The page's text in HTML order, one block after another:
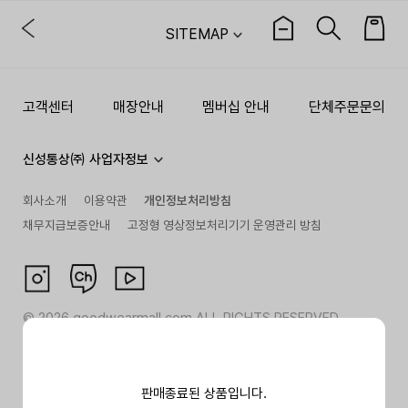
판매종료된 상품입니다.
SITEMAP
고객센터 매장안내 멤버십 안내 단체주문문의
신성통상㈜ 사업자정보
회사소개 이용약관
개인정보처리방침
채무지급보증안내
고정형 영상정보처리기기 운영관리 방침
©2026goodwearmall.com ALL RIGHTS RESERVED